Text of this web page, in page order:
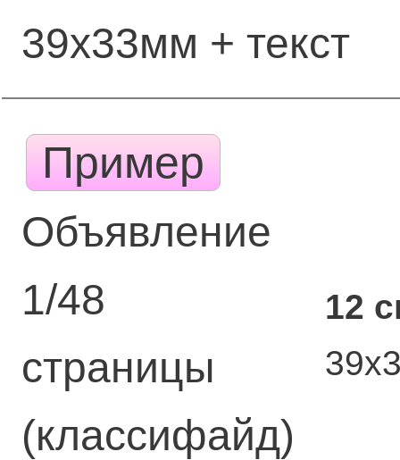
39х33мм + текст
Пример
Объявление
1/48
страницы
(классифайд)
12